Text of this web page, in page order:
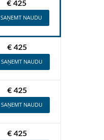
€ 425
SAŅEMT NAUDU
€ 425
SAŅEMT NAUDU
€ 425
SAŅEMT NAUDU
€ 425